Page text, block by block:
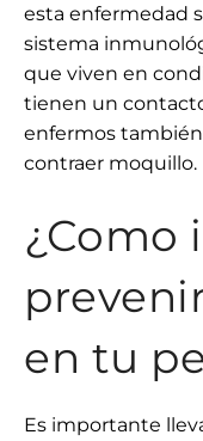
esta enfermedad
sistema
que viven en
tienen un
enfermos
contraer moquillo.
¿Como
en tu
Es importante